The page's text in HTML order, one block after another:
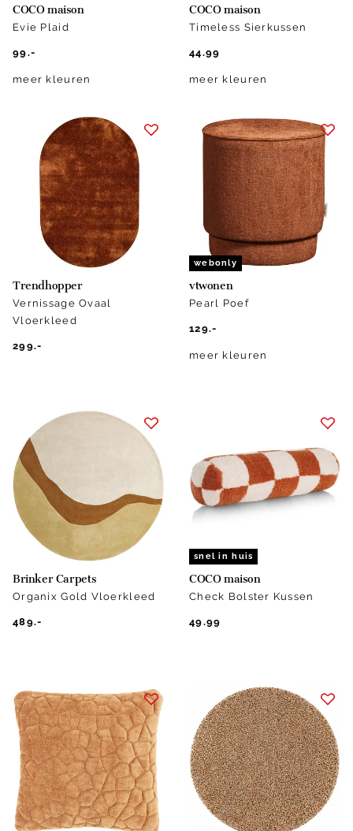
COCO maison
Evie Plaid
99.-
meer kleuren
COCO maison
Timeless Sierkussen
44.99
meer kleuren
Trendhopper
Vernissage Ovaal
Vloerkleed
299.-
webonly
vtwonen
Pearl Poef
129.-
meer kleuren
Brinker Carpets
Organix Gold Vloerkleed
489.-
snel in huis
COCO maison
Check Bolster Kussen
49.99